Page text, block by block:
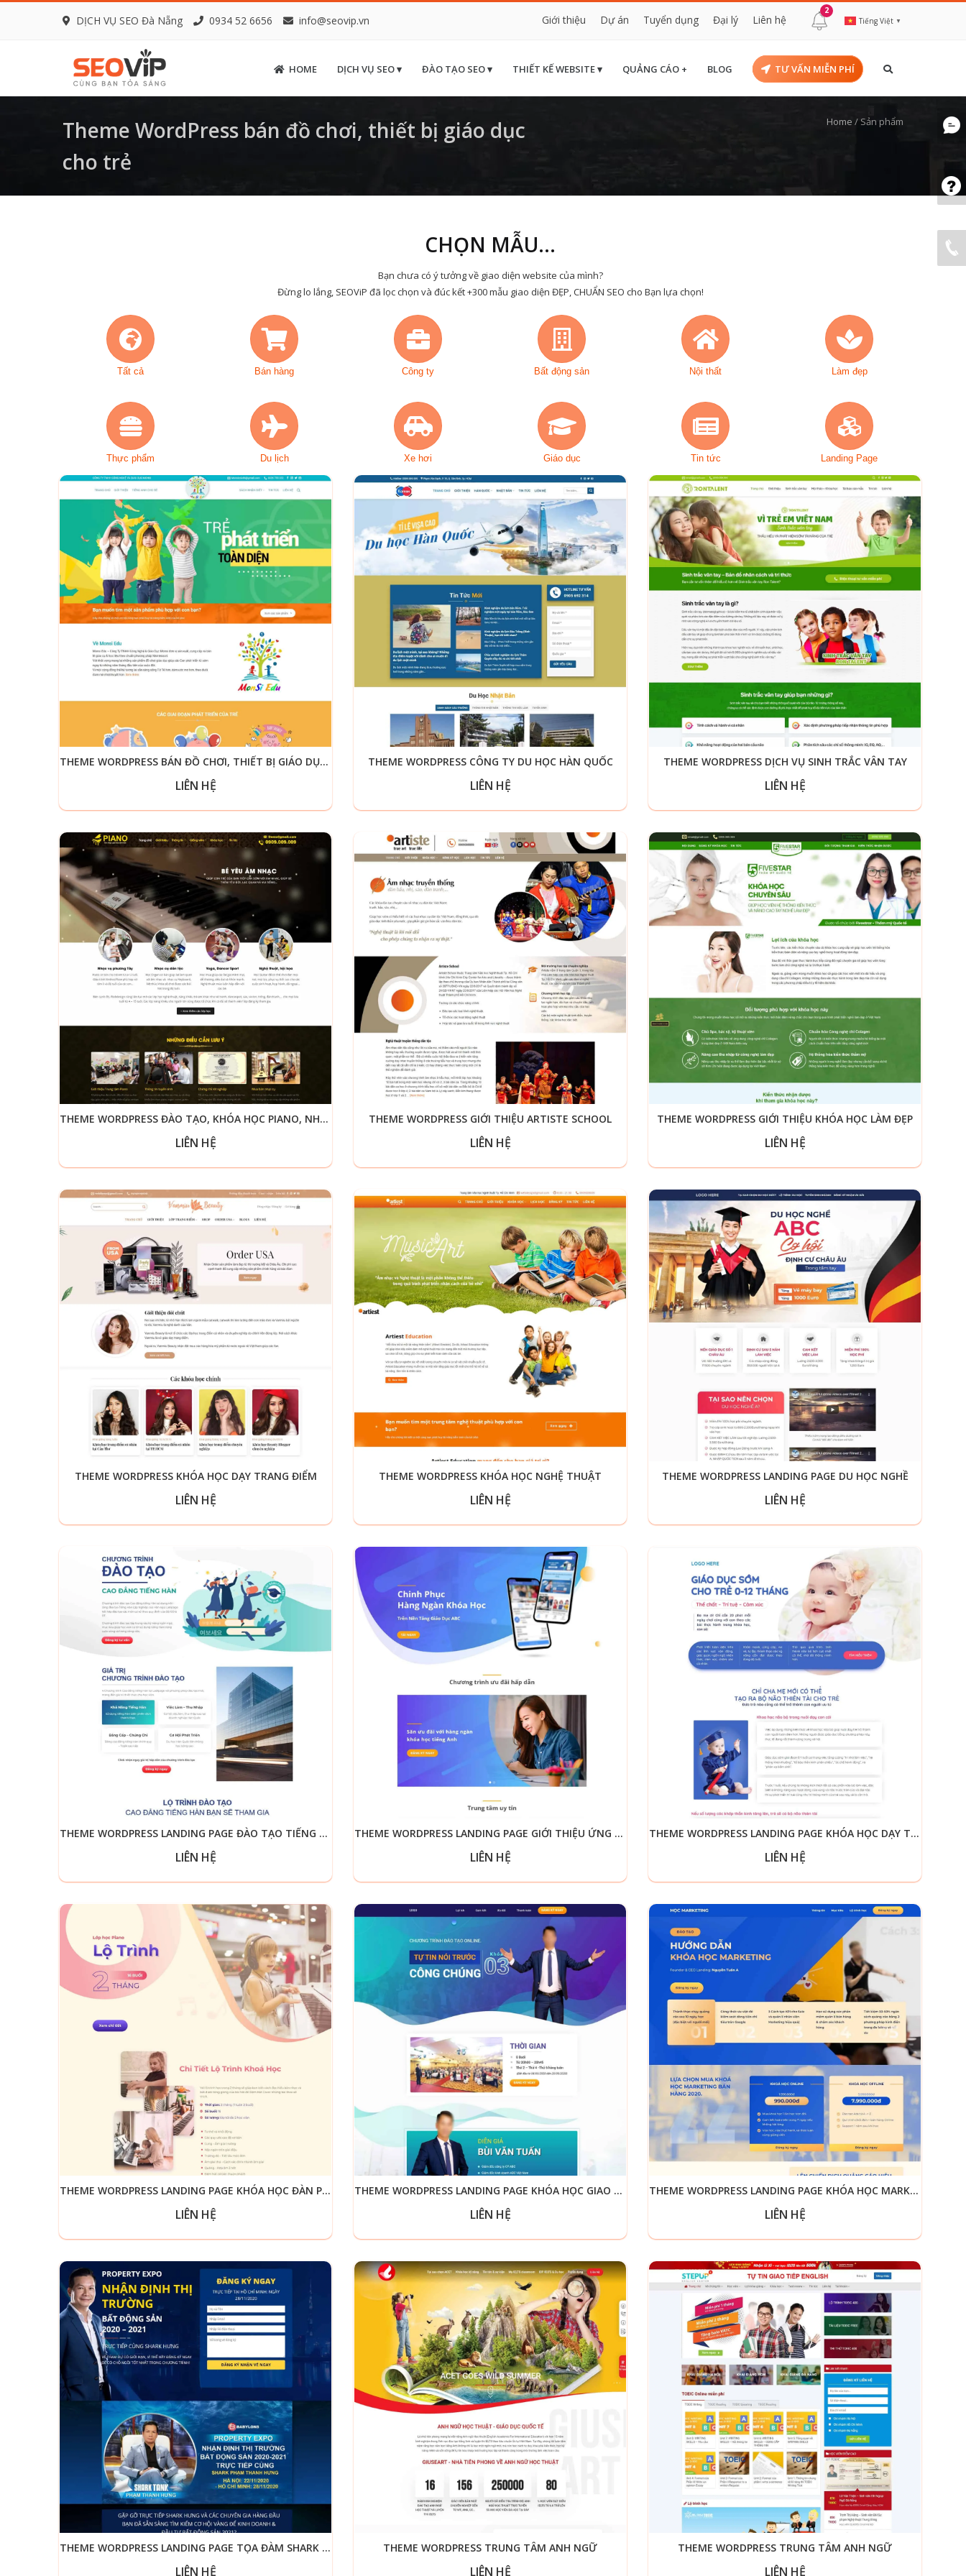
DỊCH VỤ SEO Đà Nẵng 0934 52 6656 info@seovip.vn Giới thiệu Dự án Tuyển dụng Đại lý Liên hệ
2
Tiếng Việt ▼
HOME DỊCH VỤ SEO ▾ ĐÀO TẠO SEO ▾ THIẾT KẾ WEBSITE ▾ QUẢNG CÁO + BLOG TƯ VẤN MIỄN PHÍ
Theme WordPress bán đồ chơi, thiết bị giáo dục
cho trẻ
Home / Sản phẩm
CHỌN MẪU...
Bạn chưa có ý tưởng về giao diện website của mình?
Đừng lo lắng, SEOViP đã lọc chọn và đúc kết +300 mẫu giao diện ĐẸP, CHUẨN SEO cho Bạn lựa chọn!
Tất cả Bán hàng Công ty Bất động sản Nội thất Làm đẹp
Thực phẩm Du lịch Xe hơi Giáo dục Tin tức Landing Page
THEME WORDPRESS BÁN ĐỒ CHƠI, THIẾT BỊ GIÁO DỤC CHO TRẺ
LIÊN HỆ
THEME WORDPRESS CÔNG TY DU HỌC HÀN QUỐC
LIÊN HỆ
THEME WORDPRESS DỊCH VỤ SINH TRẮC VÂN TAY
LIÊN HỆ
THEME WORDPRESS ĐÀO TẠO, KHÓA HỌC PIANO, NHẠC CỤ
LIÊN HỆ
THEME WORDPRESS GIỚI THIỆU ARTISTE SCHOOL
LIÊN HỆ
THEME WORDPRESS GIỚI THIỆU KHÓA HỌC LÀM ĐẸP
LIÊN HỆ
THEME WORDPRESS KHÓA HỌC DẠY TRANG ĐIỂM
LIÊN HỆ
THEME WORDPRESS KHÓA HỌC NGHỆ THUẬT
LIÊN HỆ
THEME WORDPRESS LANDING PAGE DU HỌC NGHỀ
LIÊN HỆ
THEME WORDPRESS LANDING PAGE ĐÀO TẠO TIẾNG HÀN
LIÊN HỆ
THEME WORDPRESS LANDING PAGE GIỚI THIỆU ỨNG DỤNG GIÁO DỤC
LIÊN HỆ
THEME WORDPRESS LANDING PAGE KHÓA HỌC DẠY TRẺ
LIÊN HỆ
THEME WORDPRESS LANDING PAGE KHÓA HỌC ĐÀN PIANO
LIÊN HỆ
THEME WORDPRESS LANDING PAGE KHÓA HỌC GIAO TIẾP
LIÊN HỆ
THEME WORDPRESS LANDING PAGE KHÓA HỌC MARKETING ONLINE
LIÊN HỆ
THEME WORDPRESS LANDING PAGE TỌA ĐÀM SHARK HƯNG
LIÊN HỆ
THEME WORDPRESS TRUNG TÂM ANH NGỮ
LIÊN HỆ
THEME WORDPRESS TRUNG TÂM ANH NGỮ
LIÊN HỆ